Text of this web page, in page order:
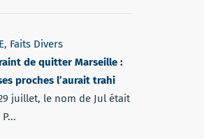
, Faits Divers
de quitter Marseille :
proches l’aurait trahi
juillet, le nom de Jul était